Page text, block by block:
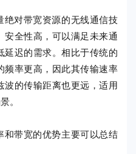
绝对带宽资源的无线通信技
全性高，可以满足未来通
迟的需求。相比于传统的
频率更高，因此其传输速率
的传输距离也更远，适用
。
和带宽的优势主要可以总结